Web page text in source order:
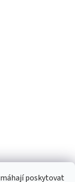
poskytovat